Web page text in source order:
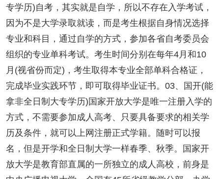
专学历)自考，其实就是自学，所以不存在入学考试，
因为不是大学录取就读，而是考生根据自身情况选择
专业和科目，通过自学的方式，参加各省自考委员会
组织的专业单科考试。考生时间分别在每年4月和10
月(视省份而定)，考生取得本专业全部单科合格证，
完成毕业实践环节，即可取得毕业证书。03、国开(能
拿非全日制大专学历)国家开放大学是唯一注册入学的
方式，不需要参加成人高考、只要具备要求的相关学
历及条件，就可以上网注册正式学籍。随时可以报
名，但是开学和全日制大学一样春季、秋季。国家开
放大学是教育部直属的一所独立的成人高校，前身是